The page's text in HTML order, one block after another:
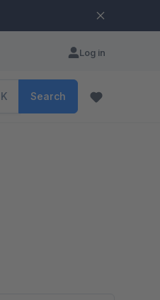
Log in
K Search